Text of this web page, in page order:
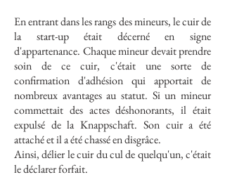
En entrant dans les rangs des mineurs, le cuir de
la start-up était décerné en signe
d'appartenance. Chaque mineur devait prendre
soin de ce cuir, c'était une sorte de
confirmation d'adhésion qui apportait de
nombreux avantages au statut. Si un mineur
commettait des actes déshonorants, il était
expulsé de la Knappschaft. Son cuir a été
attaché et il a été chassé en disgrâce.
Ainsi, délier le cuir du cul de quelqu'un, c'était
le déclarer forfait.